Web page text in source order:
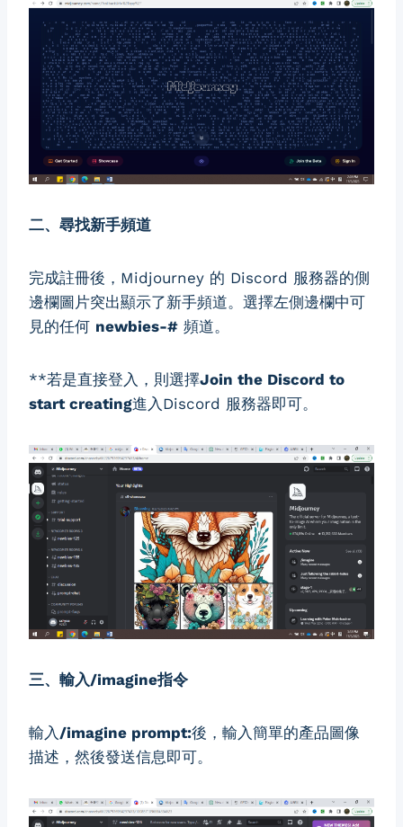
二、尋找新手頻道
完成註冊後，Midjourney 的 Discord 服務器的側
邊欄圖片突出顯示了新手頻道。選擇左側邊欄中可
見的任何 newbies-# 頻道。
**若是直接登入，則選擇Join the Discord to
start creating進入Discord 服務器即可。
三、輸入/imagine指令
輸入 /imagine prompt:後，輸入簡單的產品圖像
描述，然後發送信息即可。